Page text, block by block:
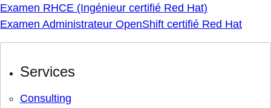
Examen RHCE (Ingénieur certifié Red Hat)
Examen Administrateur OpenShift certifié Red Hat
Services
Consulting